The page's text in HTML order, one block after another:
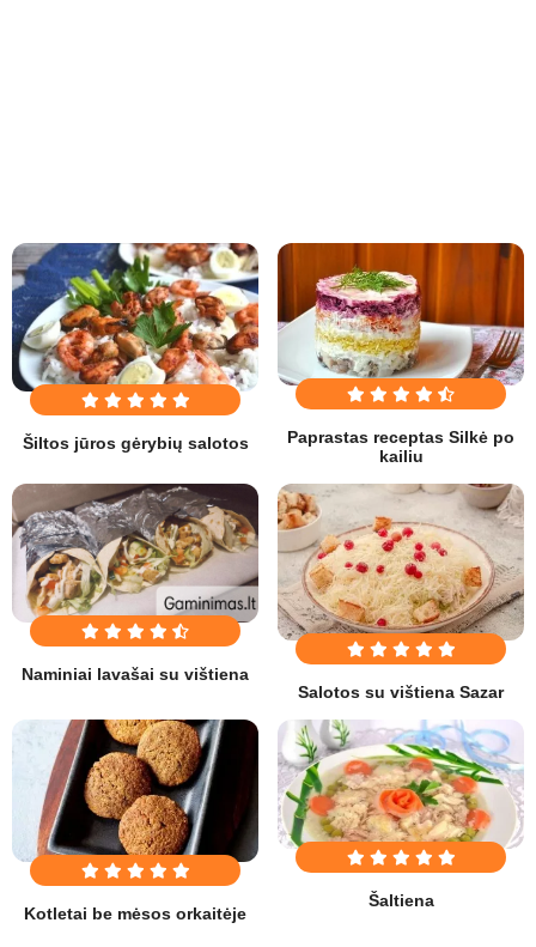
Šiltos jūros gėrybių salotos
Paprastas receptas Silkė po
kailiu
Naminiai lavašai su vištiena
Salotos su vištiena Sazar
Kotletai be mėsos orkaitėje
Šaltiena